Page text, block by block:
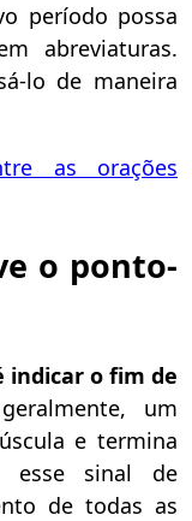
período possa
abreviaturas.
lo de maneira
as orações
o ponto-
indicar o fim de
um
e termina
esse sinal de
de todas as